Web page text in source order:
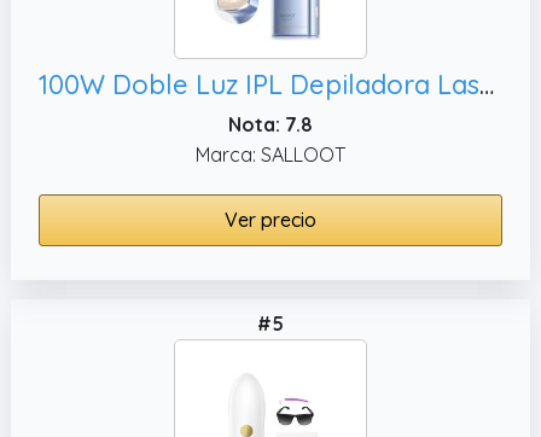
100W Doble Luz IPL Depiladora Laser, Cuerpo
Nota: 7.8
Marca: SALLOOT
Ver precio
#5